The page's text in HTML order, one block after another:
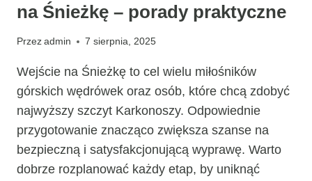
na Śnieżkę – porady praktyczne
Przezadmin 7 sierpnia, 2025
Wejście na Śnieżkę to cel wielu miłośników
górskich wędrówek oraz osób, które chcą zdobyć
najwyższy szczyt Karkonoszy. Odpowiednie
przygotowanie znacząco zwiększa szanse na
bezpieczną i satysfakcjonującą wyprawę. Warto
dobrze rozplanować każdy etap, by uniknąć